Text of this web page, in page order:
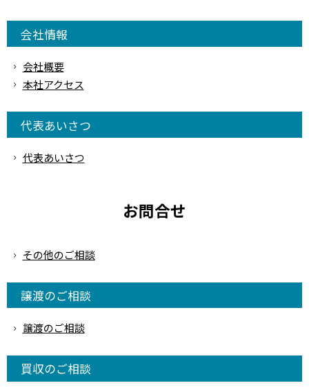
会社情報
会社概要
本社アクセス
代表あいさつ
代表あいさつ
お問合せ
その他のご相談
譲渡のご相談
譲渡のご相談
買収のご相談